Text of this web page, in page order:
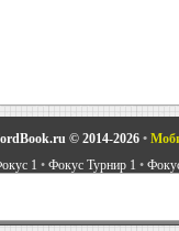
© 2014-2026 •
1 • Фокус Турнир 1 •